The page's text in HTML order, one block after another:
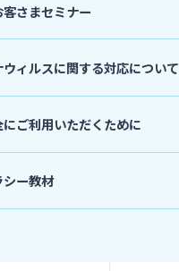
さまセミナー
ィルスに関する対応について
ご利用いただくために
ー教材